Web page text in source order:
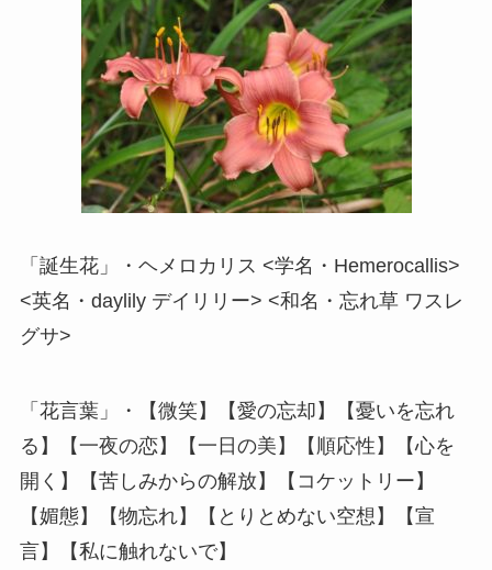
「誕生花」・ヘメロカリス <学名・Hemerocallis>
<英名・daylily デイリリー> <和名・忘れ草 ワスレ
グサ>
「花言葉」・【微笑】【愛の忘却】【憂いを忘れ
る】【一夜の恋】【一日の美】【順応性】【心を
開く】【苦しみからの解放】【コケットリー】
【媚態】【物忘れ】【とりとめない空想】【宣
言】【私に触れないで】